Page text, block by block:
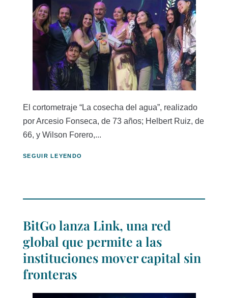
El cortometraje “La cosecha del agua”, realizado
por Arcesio Fonseca, de 73 años; Helbert Ruiz, de
66, y Wilson Forero,...
SEGUIR LEYENDO
BitGo lanza Link, una red
global que permite a las
instituciones mover capital sin
fronteras